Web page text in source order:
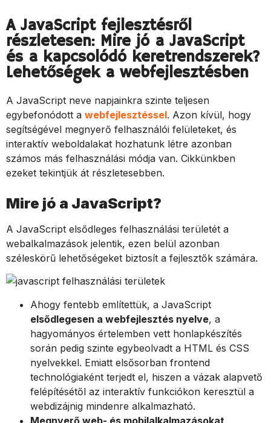
A JavaScript fejlesztésről
részletesen: Mire jó a JavaScript
és a kapcsolódó keretrendszerek?
Lehetőségek a webfejlesztésben
A JavaScript neve napjainkra szinte teljesen
egybefonódott a webfejlesztéssel. Azon kívül, hogy
segítségével megnyerő felhasználói felületeket, és
interaktív weboldalakat hozhatunk létre azonban
számos más felhasználási módja van. Cikkünkben
ezeket tekintjük át részletesebben.
Mire jó a JavaScript?
A JavaScript elsődleges felhasználási területét a
webalkalmazások jelentik, ezen belül azonban
széleskörű lehetőségeket biztosít a fejlesztők számára.
Ahogy fentebb említettük, a JavaScript
elsődlegesen a webfejlesztés nyelve, a
hagyományos értelemben vett honlapkészítés
során pedig szinte egybeolvadt a HTML és CSS
nyelvekkel. Emiatt elsősorban frontend
technológiaként terjedt el, hiszen a vázak alapvető
felépítésétől az interaktív funkciókon keresztül a
webdizájnig mindenre alkalmazható.
Megnyerő web- és mobilalkalmazásokat